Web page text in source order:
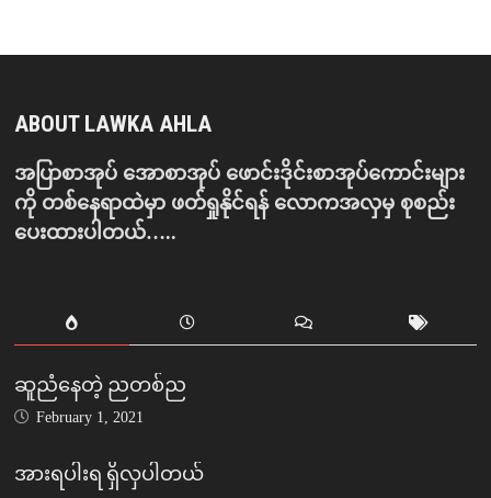
ABOUT LAWKA AHLA
အပြာစာအုပ် အောစာအုပ် ဖောင်းဒိုင်းစာအုပ်ကောင်းများ
ကို တစ်နေရာထဲမှာ ဖတ်ရှုနိုင်ရန် လောကအလှမှ စုစည်း
ပေးထားပါတယ်…..
ဆူညံနေတဲ့ ညတစ်ည
February 1, 2021
အားရပါးရ ရှိလှပါတယ်